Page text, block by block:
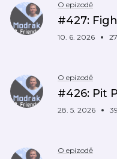
O epizodě
#427:
10. 6. 2026
O epizodě
#426: Pit
28. 5. 2026
O epizodě